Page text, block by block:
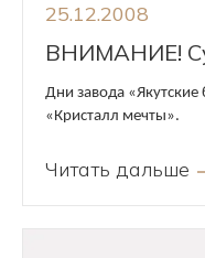
25.12.2008
ВНИМАНИЕ!
Дни завода «Якутские
«Кристалл мечты».
Читать дальше